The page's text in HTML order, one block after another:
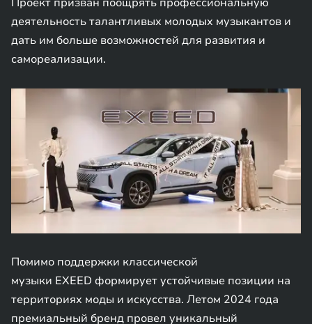
деятельность талантливых молодых музыкантов и
дать им больше возможностей для развития и
самореализации.
Помимо поддержки классической
музыки EXEED формирует устойчивые позиции на
территориях моды и искусства. Летом 2024 года
премиальный бренд провел уникальный